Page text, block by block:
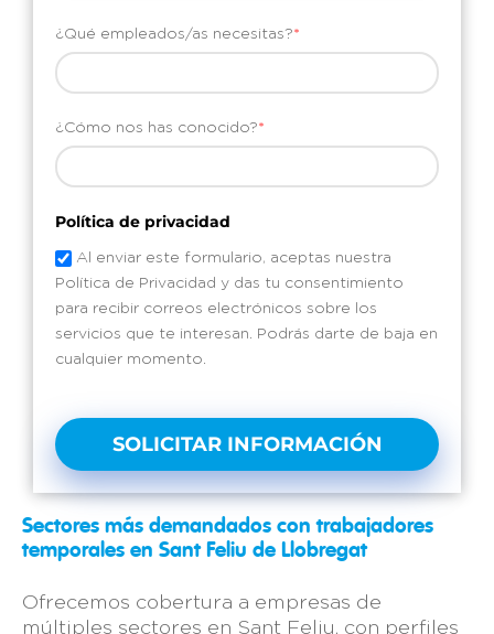
¿Qué empleados/as necesitas?*
¿Cómo nos has conocido?*
Política de privacidad
Al enviar este formulario, aceptas nuestra
Política de Privacidad y das tu consentimiento
para recibir correos electrónicos sobre los
servicios que te interesan. Podrás darte de baja en
cualquier momento.
SOLICITAR INFORMACIÓN
Sectores más demandados con trabajadores
temporales en Sant Feliu de Llobregat
Ofrecemos cobertura a empresas de
múltiples sectores en Sant Feliu, con perfiles